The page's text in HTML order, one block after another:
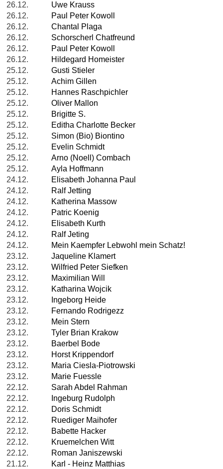
26.12.
Uwe Krauss
26.12.
Paul Peter Kowoll
26.12.
Chantal Plaga
26.12.
Schorscherl Chatfreund
26.12.
Paul Peter Kowoll
26.12.
Hildegard Homeister
25.12.
Gusti Stieler
25.12.
Achim Gillen
25.12.
Hannes Raschpichler
25.12.
Oliver Mallon
25.12.
Brigitte S.
25.12.
Editha Charlotte Becker
25.12.
Simon (Bio) Biontino
25.12.
Evelin Schmidt
25.12.
Arno (Noell) Combach
25.12.
Ayla Hoffmann
24.12.
Elisabeth Johanna Paul
24.12.
Ralf Jetting
24.12.
Katherina Massow
24.12.
Patric Koenig
24.12.
Elisabeth Kurth
24.12.
Ralf Jeting
24.12.
Mein Kaempfer Lebwohl mein Schatz!
23.12.
Jaqueline Klamert
23.12.
Wilfried Peter Siefken
23.12.
Maximilian Will
23.12.
Katharina Wojcik
23.12.
Ingeborg Heide
23.12.
Fernando Rodrigezz
23.12.
Mein Stern
23.12.
Tyler Brian Krakow
23.12.
Baerbel Bode
23.12.
Horst Krippendorf
23.12.
Maria Ciesla-Piotrowski
23.12.
Marie Fuessle
22.12.
Sarah Abdel Rahman
22.12.
Ingeburg Rudolph
22.12.
Doris Schmidt
22.12.
Ruediger Maihofer
22.12.
Babette Hacker
22.12.
Kruemelchen Witt
22.12.
Roman Janiszewski
21.12.
Karl - Heinz Matthias